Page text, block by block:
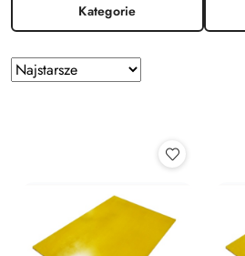
Kategorie
Zastosowano
sortowanie:
Sortuj
według